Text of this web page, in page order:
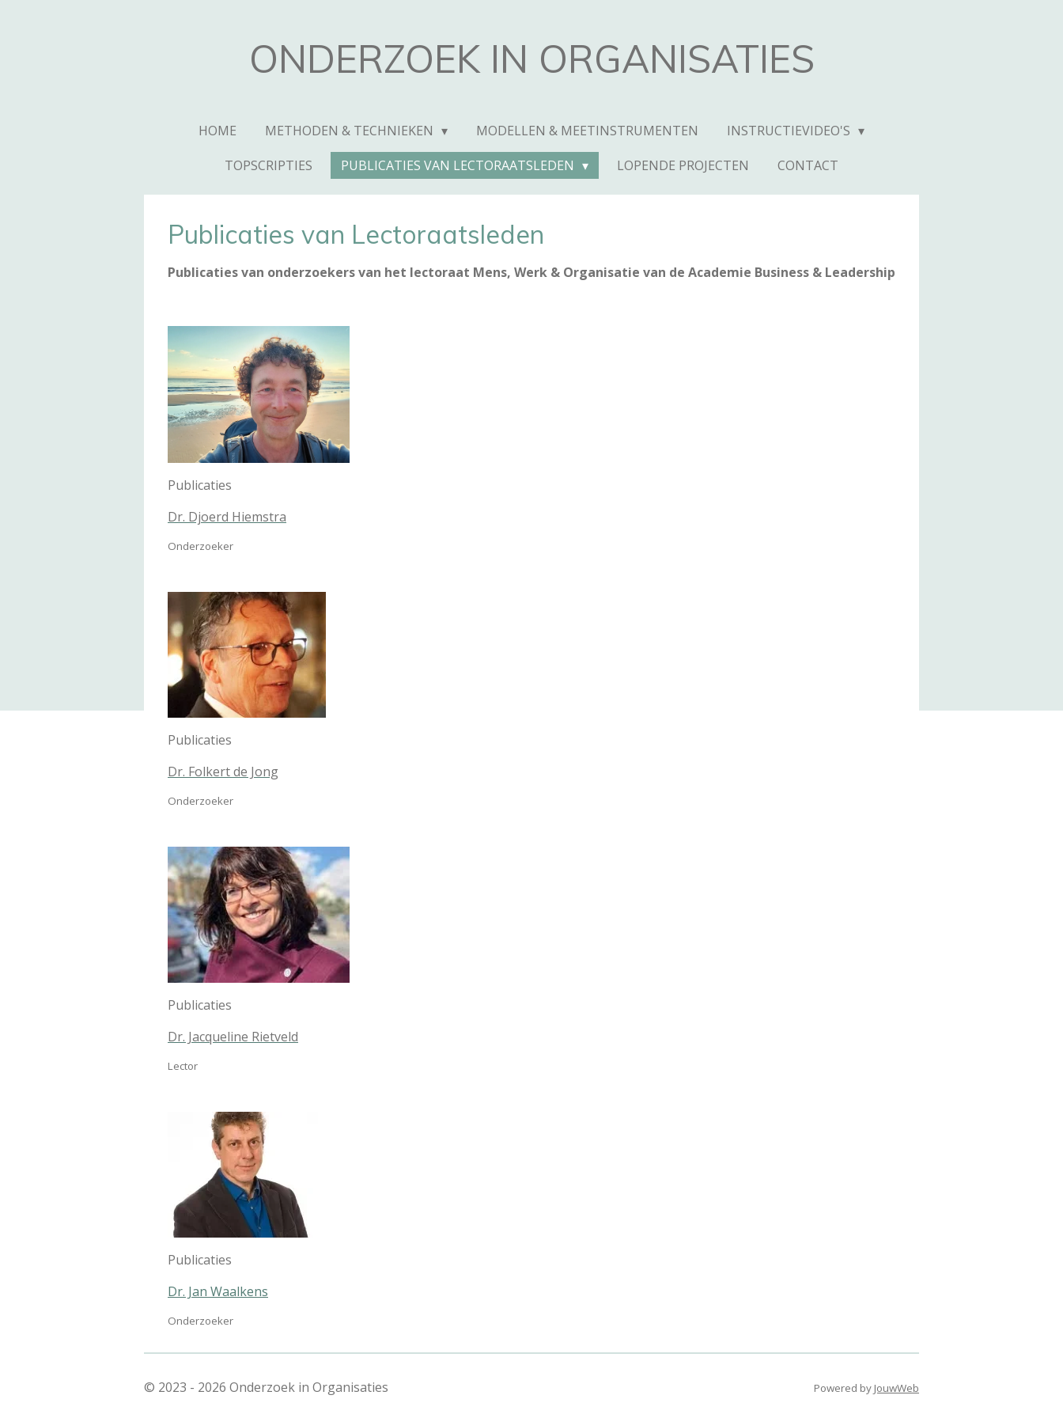
ONDERZOEK IN ORGANISATIES
HOME METHODEN & TECHNIEKEN MODELLEN & MEETINSTRUMENTEN
INSTRUCTIEVIDEO'S
TOPSCRIPTIES
PUBLICATIES VAN LECTORAATSLEDEN LOPENDE PROJECTEN CONTACT
Publicaties van Lectoraatsleden
Publicaties van onderzoekers van het lectoraat Mens, Werk & Organisatie van de Academie Business & Leadership
Publicaties
Dr. Djoerd Hiemstra
Onderzoeker
Publicaties
Dr. Folkert de Jong
Onderzoeker
Publicaties
Dr. Jacqueline Rietveld
Lector
Publicaties
Dr. Jan Waalkens
Onderzoeker
© 2023 - 2026 Onderzoek in Organisaties Powered by JouwWeb